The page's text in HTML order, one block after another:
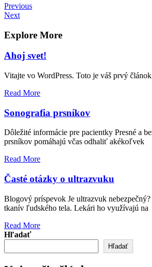
Navigácia
v
článku
Previous
Post
Previous
Next
Next
Explore More
Ahoj svet!
Vitajte vo WordPress. Toto je váš prvý
Read More
Sonografia prsníkov
Dôležité informácie pre pacientky Presné a
prsníkov pomáhajú včas odhaliť akékoľvek
Read More
Časté otázky o ultrazvuku
Blogový príspevok Je ultrazvuk
tkanív ľudského tela. Lekári ho využívajú na
Read More
Hľadať
Hľadať